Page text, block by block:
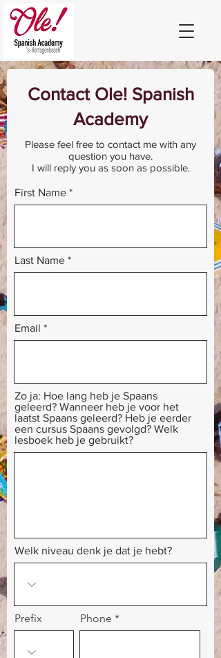
Contact Ole! Spanish
Academy
Please feel free to contact me with any
question you have.
I will reply you as soon as possible.
First Name
Last Name
Email
Zo ja: Hoe lang heb je Spaans
geleerd? Wanneer heb je voor het
laatst Spaans geleerd? Heb je eerder
een cursus Spaans gevolgd? Welk
lesboek heb je gebruikt?
Welk niveau denk je dat je hebt?
Prefix Phone